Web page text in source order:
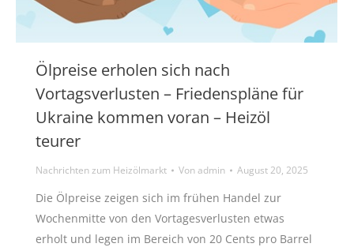
Ölpreise erholen sich nach
Vortagsverlusten – Friedenspläne für
Ukraine kommen voran – Heizöl
teurer
Nachrichten zum Heizölmarkt Vonadmin August 20, 2025
Die Ölpreise zeigen sich im frühen Handel zur
Wochenmitte von den Vortagesverlusten etwas
erholt und legen im Bereich von 20 Cents pro Barrel